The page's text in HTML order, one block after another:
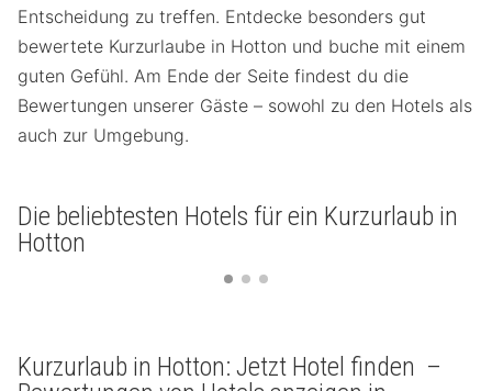
Entscheidung zu treffen. Entdecke besonders gut
bewertete Kurzurlaube in Hotton und buche mit einem
guten Gefühl. Am Ende der Seite findest du die
Bewertungen unserer Gäste – sowohl zu den Hotels als
auch zur Umgebung.
Die beliebtesten Hotels für ein Kurzurlaub in
Hotton
Kurzurlaub in Hotton: Jetzt Hotel finden –